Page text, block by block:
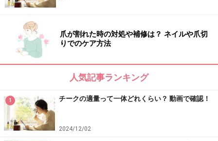
爪が割れた時の対処や補修は？ ネイルや爪切
りでのケア方法
人気記事ランキング
1 チークの適量って一体どれくらい？ 動画で確認！
2024/12/02